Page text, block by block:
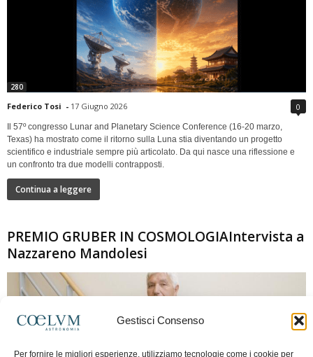
Gestisci Consenso
Per fornire le migliori esperienze, utilizziamo tecnologie come i cookie per
280
Federico Tosi - 17 Giugno 2026 0
Il 57º congresso Lunar and Planetary Science Conference (16-20 marzo,
Texas) ha mostrato come il ritorno sulla Luna stia diventando un progetto
scientifico e industriale sempre più articolato. Da qui nasce una riflessione e
un confronto tra due modelli contrapposti.
Continua a leggere
PREMIO GRUBER IN COSMOLOGIAIntervista a
Nazzareno Mandolesi